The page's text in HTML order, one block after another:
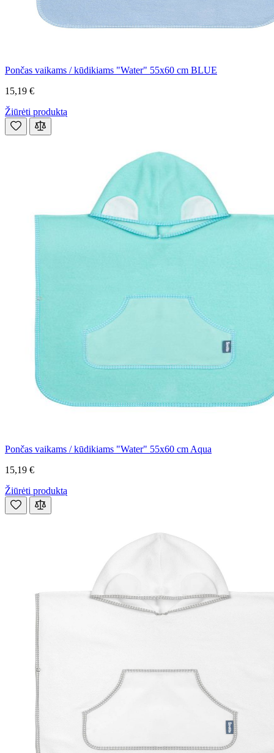
Pončas vaikams / kūdikiams "Water" 55x60 cm BLUE
15,19 €
Žiūrėti produktą
Pončas vaikams / kūdikiams "Water" 55x60 cm Aqua
15,19 €
Žiūrėti produktą